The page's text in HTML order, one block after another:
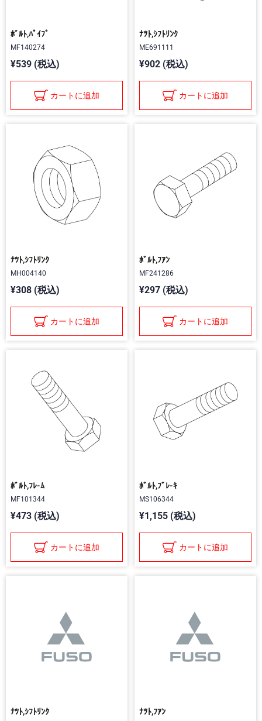
ﾎﾞﾙﾄ,ﾊﾟｲﾌﾟ
MF140274
¥539 (税込)
カートに追加
ﾅﾂﾄ,ｼﾌﾄﾘﾝｸ
ME691111
¥902 (税込)
カートに追加
ﾅﾂﾄ,ｼﾌﾄﾘﾝｸ
MH004140
¥308 (税込)
カートに追加
ﾎﾞﾙﾄ,ﾌｱﾝ
MF241286
¥297 (税込)
カートに追加
ﾎﾞﾙﾄ,ﾌﾚ-ﾑ
MF101344
¥473 (税込)
カートに追加
ﾎﾞﾙﾄ,ﾌﾞﾚ-ｷ
MS106344
¥1,155 (税込)
カートに追加
ﾅﾂﾄ,ｼﾌﾄﾘﾝｸ ﾅﾂﾄ,ﾌｱﾝ